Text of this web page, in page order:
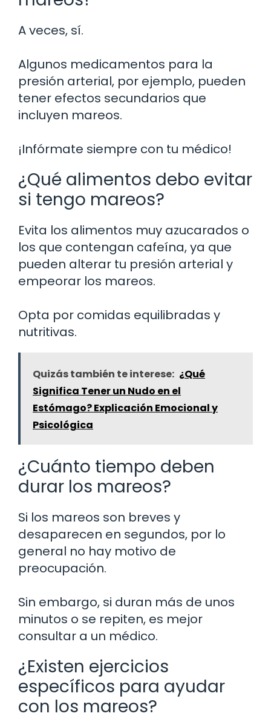
A veces, sí.
Algunos medicamentos para la
presión arterial, por ejemplo, pueden
tener efectos secundarios que
incluyen mareos.
¡Infórmate siempre con tu médico!
¿Qué alimentos debo evitar
si tengo mareos?
Evita los alimentos muy azucarados o
los que contengan cafeína, ya que
pueden alterar tu presión arterial y
empeorar los mareos.
Opta por comidas equilibradas y
nutritivas.
Quizás también te interese: ¿Qué
Significa Tener un Nudo en el
Estómago? Explicación Emocional y
Psicológica
¿Cuánto tiempo deben
durar los mareos?
Si los mareos son breves y
desaparecen en segundos, por lo
general no hay motivo de
preocupación.
Sin embargo, si duran más de unos
minutos o se repiten, es mejor
consultar a un médico.
¿Existen ejercicios
específicos para ayudar
con los mareos?